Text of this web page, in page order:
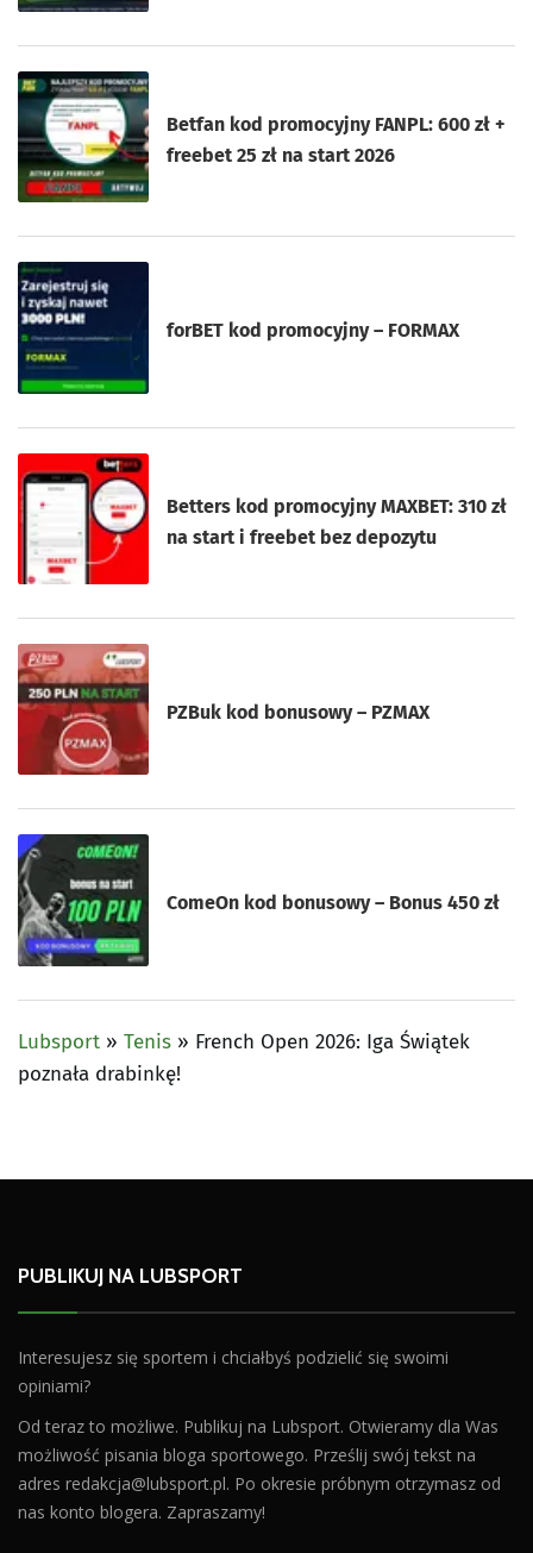
Betfan kod promocyjny FANPL: 600 zł +
freebet 25 zł na start 2026
forBET kod promocyjny – FORMAX
Betters kod promocyjny MAXBET: 310 zł
na start i freebet bez depozytu
PZBuk kod bonusowy – PZMAX
ComeOn kod bonusowy – Bonus 450 zł
Lubsport » Tenis » French Open 2026: Iga Świątek
poznała drabinkę!
PUBLIKUJ NA LUBSPORT
Interesujesz się sportem i chciałbyś podzielić się swoimi
opiniami?
Od teraz to możliwe. Publikuj na Lubsport. Otwieramy dla Was
możliwość pisania bloga sportowego. Prześlij swój tekst na
adres redakcja@lubsport.pl. Po okresie próbnym otrzymasz od
nas konto blogera. Zapraszamy!